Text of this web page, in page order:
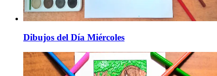
Dibujos del Día Miércoles